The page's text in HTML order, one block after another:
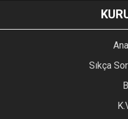
Sıkça